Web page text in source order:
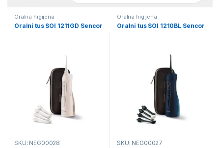
Oralna higijena
Oralni tus SOI 1211GD Sencor
SKU: NEG00028
Oralna higijena
Oralni tus SOI 1210BL Sencor
SKU: NEG00027